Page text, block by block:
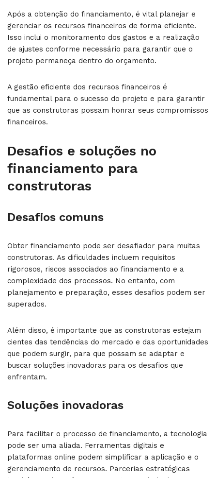
Após a obtenção do financiamento, é vital planejar e
gerenciar os recursos financeiros de forma eficiente.
Isso inclui o monitoramento dos gastos e a realização
de ajustes conforme necessário para garantir que o
projeto permaneça dentro do orçamento.
A gestão eficiente dos recursos financeiros é
fundamental para o sucesso do projeto e para garantir
que as construtoras possam honrar seus compromissos
financeiros.
Desafios e soluções no
financiamento para
construtoras
Desafios comuns
Obter financiamento pode ser desafiador para muitas
construtoras. As dificuldades incluem requisitos
rigorosos, riscos associados ao financiamento e a
complexidade dos processos. No entanto, com
planejamento e preparação, esses desafios podem ser
superados.
Além disso, é importante que as construtoras estejam
cientes das tendências do mercado e das oportunidades
que podem surgir, para que possam se adaptar e
buscar soluções inovadoras para os desafios que
enfrentam.
Soluções inovadoras
Para facilitar o processo de financiamento, a tecnologia
pode ser uma aliada. Ferramentas digitais e
plataformas online podem simplificar a aplicação e o
gerenciamento de recursos. Parcerias estratégicas